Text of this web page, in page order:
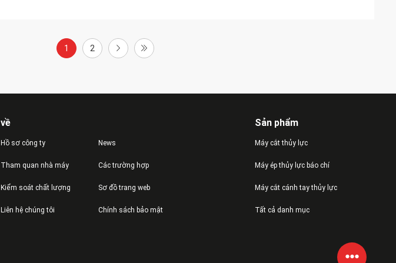
1 2
về
Hồ sơ công ty
Tham quan nhà máy
Kiểm soát chất lượng
Liên hệ chúng tôi
News
Các trường hợp
Sơ đồ trang web
Chính sách bảo mật
Sản phẩm
Máy cắt thủy lực
Máy ép thủy lực báo chí
Máy cắt cánh tay thủy lực
Tất cả danh mục